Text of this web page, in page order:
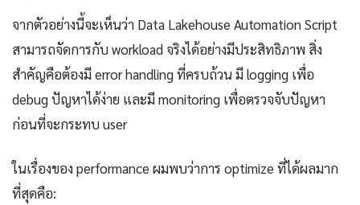
จากตัวอย่างนี้จะเห็นว่า Data Lakehouse Automation Script
สามารถจัดการกับ workload จริงได้อย่างมีประสิทธิภาพ สิ่ง
สำคัญคือต้องมี error handling ที่ครบถ้วน มี logging เพื่อ
debug ปัญหาได้ง่าย และมี monitoring เพื่อตรวจจับปัญหา
ก่อนที่จะกระทบ user
ในเรื่องของ performance ผมพบว่าการ optimize ที่ได้ผลมาก
ที่สุดคือ: